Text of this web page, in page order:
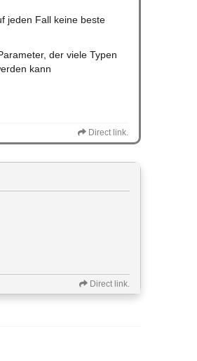
jeden Fall keine beste
der viele Typen
kann
Direct link.
Direct link.